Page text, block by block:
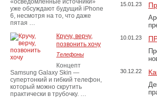
15.01.23
10.01.23
30.12.22
уже обсуждают будущий iPhone
6, несмотря на то, что даже
пятая …
Кручу, верчу,
позвонить хочу
Телефоны
Концепт
Samsung Galaxy Skin —
супертонкий и гибкий телефон,
который можно скрутить
практически в трубочку. …